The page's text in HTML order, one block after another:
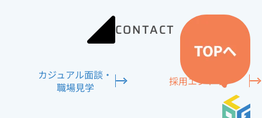
CONTACT
カジュアル面談 ・
職場見学
採用エントリー